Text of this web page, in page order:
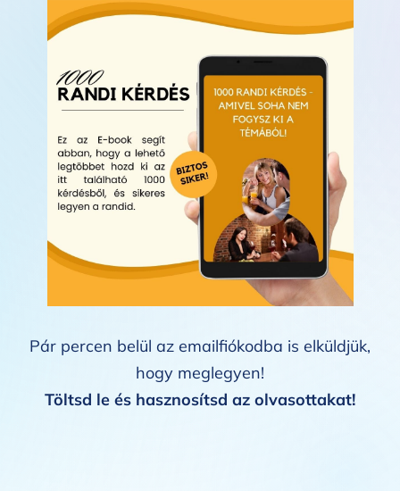
Pár percen belül az emailfiókodba is elküldjük,
hogy meglegyen!
Töltsd le és hasznosítsd az olvasottakat!